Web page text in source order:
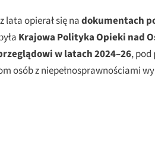
opierał się nadokumentach
Krajowa Polityka Opieki nad
w latach 2024–26,
osób z niepełnosprawnościami